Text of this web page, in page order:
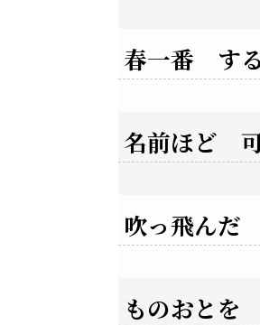
春一番 す
名前ほど
吹っ飛ん
ものおと